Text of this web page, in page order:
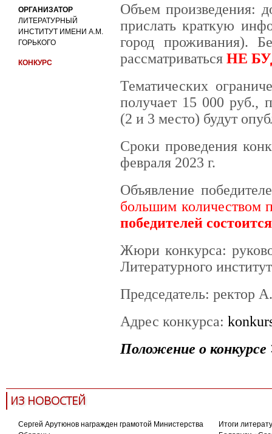
ОРГАНИЗАТОР
ЛИТЕРАТУРНЫЙ
ИНСТИТУТ ИМЕНИ А.М.
ГОРЬКОГО
КОНКУРС
Объем произведения:
прислать краткую
город проживания).
рассматриваться НЕ
Тематических
получает 15 000 руб.,
(2 и 3 место) будут
Сроки проведения
февраля 2023 г.
Объявление
большим количеством
победителей
Жюри конкурса:
Литературного
Председатель: ректор
Адрес конкурса:
Положение о конкурсе
ИЗ НОВОСТЕЙ
Сергей Арутюнов награжден грамотой Министерства
Итоги